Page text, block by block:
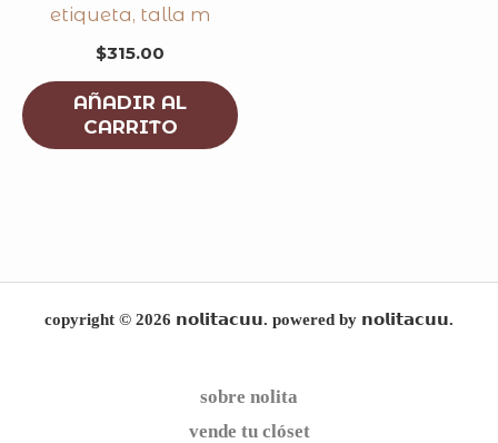
etiqueta, talla m
$315.00
AÑADIR AL
CARRITO
copyright © 2026 𝗻𝗼𝗹𝗶𝘁𝗮𝗰𝘂𝘂. powered by 𝗻𝗼𝗹𝗶𝘁𝗮𝗰𝘂𝘂.
sobre nolita
vende tu clóset